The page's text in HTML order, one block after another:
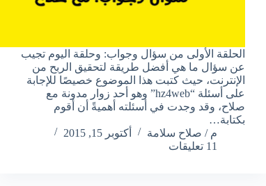
الحلقة الأولى من سؤال وجواب: وحلقة اليوم تجيب
عن سؤال ما هي أفضل طريقة لتحقيق الربح من
الإنترنت، حيث كتبت هذا الموضوع خصيصًا للإجابة
على أسئلة “hz4web” وهو أحد زوار مدونة مع
صلاح، وقد وجدت في أسئلته أهميةً أن أقوم
بكتابة…
م / صلاح سلامة
أكتوبر 15, 2015
11 تعليقات